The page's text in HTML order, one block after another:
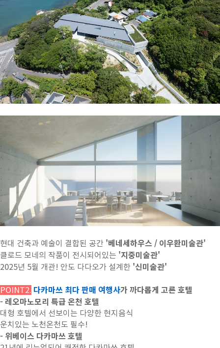
현대 건축과 예술이 결합된 공간 '베네세하우스 / 이우환미술관'
클로드 모네의 작품이 전시되어있는 '지중미술관'
2025년 5월 개관! 안도 다다오가 설계한 '신미술관'
POINT2. 다카마쓰 최다 판매 여행사가 까다롭게 고른 호텔
- 레오마노모리 특급 온천 호텔
대형 호텔에서 선보이는 다양한 현지음식
운치있는 노천온천도 필수!
- 위베이스 다카마쓰 호텔